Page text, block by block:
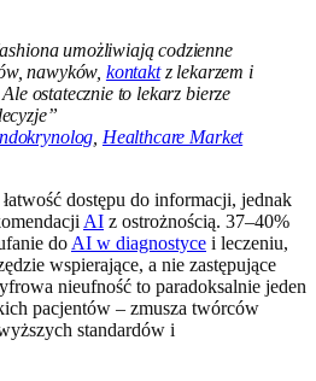
umożliwiają codzienne
nawyków, kontaktz lekarzem i
ostatecznie to lekarz bierze
Healthcare Market
dostępu do informacji, jednak
AI z ostrożnością. 37–40%
do AI w diagnostyce i leczeniu,
wspierające, a nie zastępujące
nieufność to paradoksalnie jeden
pacjentów – zmusza twórców
standardów i